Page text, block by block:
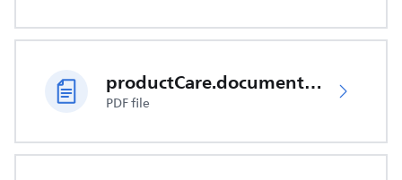
productCare.documents.CER
PDF file